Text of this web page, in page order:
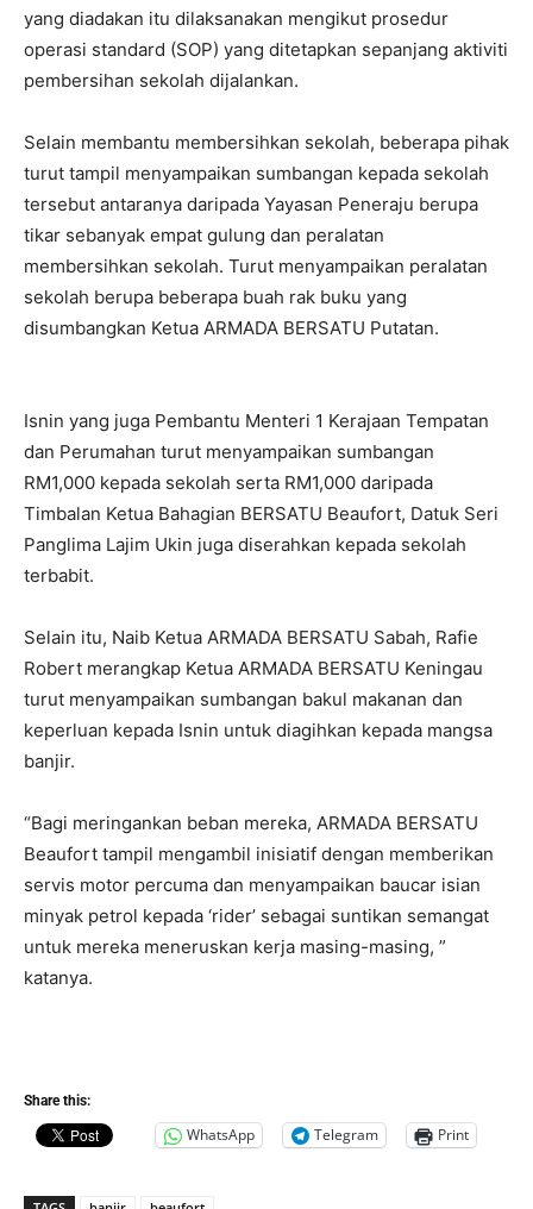
yang diadakan itu dilaksanakan mengikut prosedur
operasi standard (SOP) yang ditetapkan sepanjang aktiviti
pembersihan sekolah dijalankan.
Selain membantu membersihkan sekolah, beberapa pihak
turut tampil menyampaikan sumbangan kepada sekolah
tersebut antaranya daripada Yayasan Peneraju berupa
tikar sebanyak empat gulung dan peralatan
membersihkan sekolah. Turut menyampaikan peralatan
sekolah berupa beberapa buah rak buku yang
disumbangkan Ketua ARMADA BERSATU Putatan.
Isnin yang juga Pembantu Menteri 1 Kerajaan Tempatan
dan Perumahan turut menyampaikan sumbangan
RM1,000 kepada sekolah serta RM1,000 daripada
Timbalan Ketua Bahagian BERSATU Beaufort, Datuk Seri
Panglima Lajim Ukin juga diserahkan kepada sekolah
terbabit.
Selain itu, Naib Ketua ARMADA BERSATU Sabah, Rafie
Robert merangkap Ketua ARMADA BERSATU Keningau
turut menyampaikan sumbangan bakul makanan dan
keperluan kepada Isnin untuk diagihkan kepada mangsa
banjir.
“Bagi meringankan beban mereka, ARMADA BERSATU
Beaufort tampil mengambil inisiatif dengan memberikan
servis motor percuma dan menyampaikan baucar isian
minyak petrol kepada ‘rider’ sebagai suntikan semangat
untuk mereka meneruskan kerja masing-masing, ”
katanya.
Share this:
WhatsApp Telegram Print